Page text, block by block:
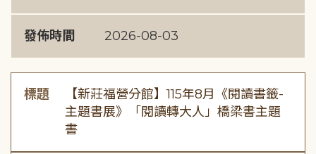
發佈時間 2026-08-03
標題
【新莊福營分館】115年8月《閱讀書籤-
主題書展》「閱讀轉大人」橋梁書主題
書